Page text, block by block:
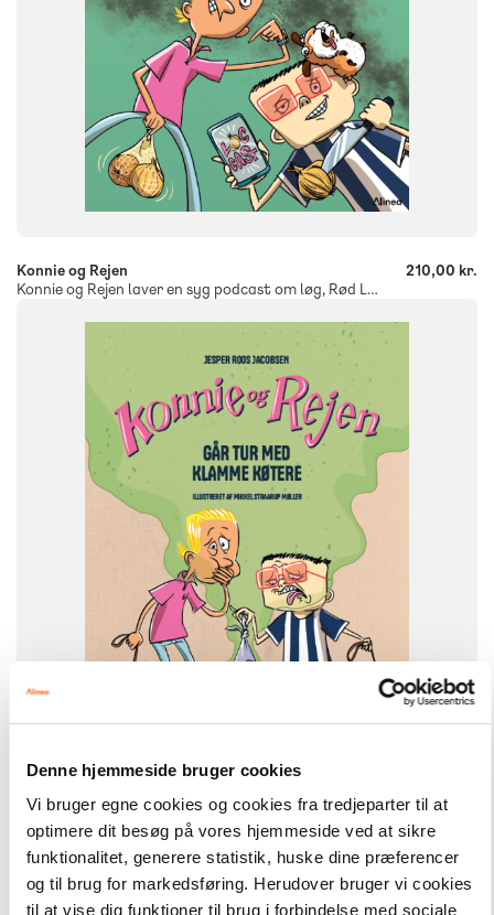
Denne hjemmeside bruger cookies
Vi bruger egne cookies og cookies fra tredjeparter til at
optimere dit besøg på vores hjemmeside ved at sikre
funktionalitet, generere statistik, huske dine præferencer
og til brug for markedsføring. Herudover bruger vi cookies
til at vise dig funktioner til brug i forbindelse med sociale
+
Konnie og Rejen
Konnie og Rejen laver en syg podcast om løg, Rød Læseklub
210,00 kr.
4. klasse 5. klasse 6. klasse
FORMAT
Flergangsbog
- +
Konnie og Rejen
Konnie og Rejen går tur med klamme køtere, Rød Læseklub